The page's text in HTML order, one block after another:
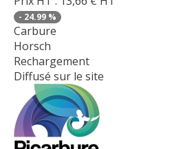
- 24.99 %
Carbure
Horsch
Rechargement
Diffusé sur le site